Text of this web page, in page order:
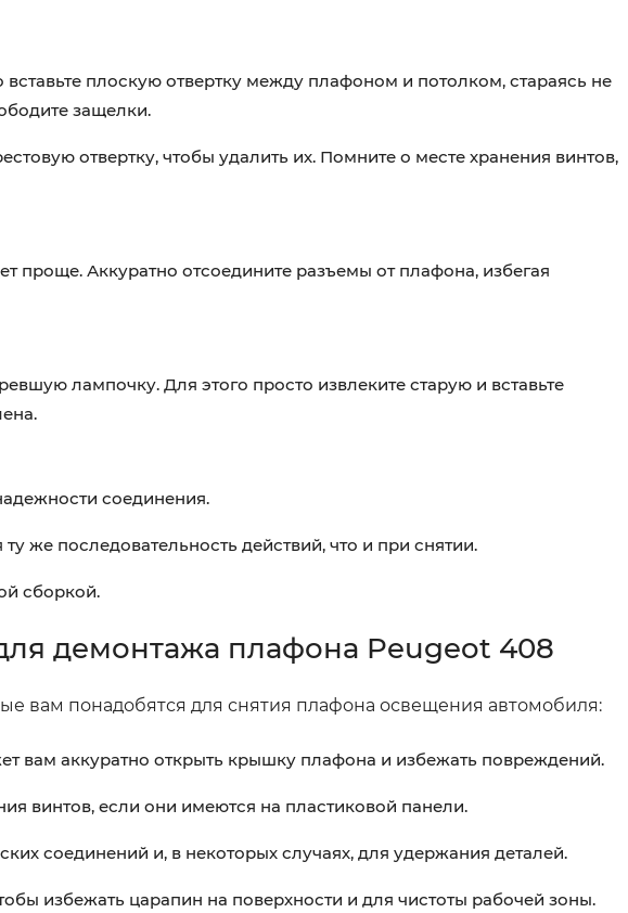
плоскую отвертку между плафоном и потолком, стараясь не
защелки.
отвертку, чтобы удалить их. Помните о месте хранения винтов,
проще. Аккуратно отсоедините разъемы от плафона, избегая
лампочку. Для этого просто извлеките старую и вставьте
соединения.
же последовательность действий, что и при снятии.
сборкой.
демонтажа плафона Peugeot 408
вам понадобятся для снятия плафона освещения автомобиля:
вам аккуратно открыть крышку плафона и избежать повреждений.
винтов, если они имеются на пластиковой панели.
соединений и, в некоторых случаях, для удержания деталей.
избежать царапин на поверхности и для чистоты рабочей зоны.